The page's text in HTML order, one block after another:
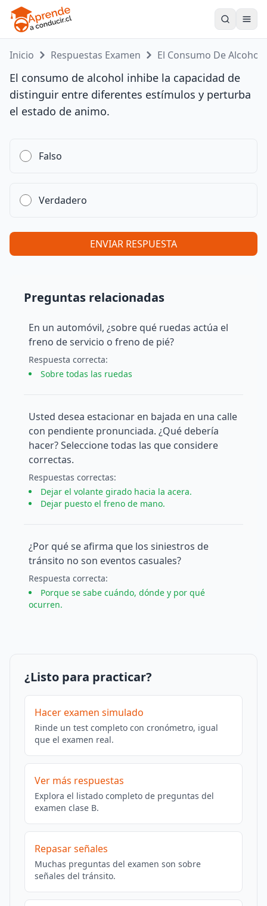
Inicio Respuestas Examen El Consumo De Alcoho...
El consumo de alcohol inhibe la capacidad de
distinguir entre diferentes estímulos y perturba
el estado de animo.
Falso
Verdadero
ENVIAR RESPUESTA
Preguntas relacionadas
En un automóvil, ¿sobre qué ruedas actúa el
freno de servicio o freno de pié?
Respuesta correcta:
Sobre todas las ruedas
Usted desea estacionar en bajada en una calle
con pendiente pronunciada. ¿Qué debería
hacer? Seleccione todas las que considere
correctas.
Respuestas correctas:
Dejar el volante girado hacia la acera.
Dejar puesto el freno de mano.
¿Por qué se afirma que los siniestros de
tránsito no son eventos casuales?
Respuesta correcta:
Porque se sabe cuándo, dónde y por qué
ocurren.
¿Listo para practicar?
Hacer examen simulado
Rinde un test completo con cronómetro, igual
que el examen real.
Ver más respuestas
Explora el listado completo de preguntas del
examen clase B.
Repasar señales
Muchas preguntas del examen son sobre
señales del tránsito.